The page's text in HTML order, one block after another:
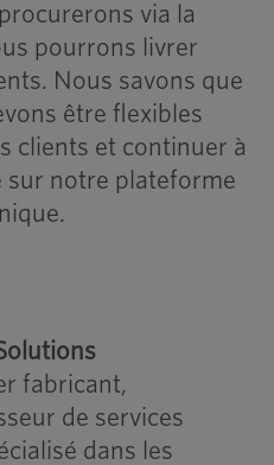
via la
pourrons livrer
Nous savons que
être flexibles
clients et continuer à
sur notre plateforme
fabricant,
de services
dans les